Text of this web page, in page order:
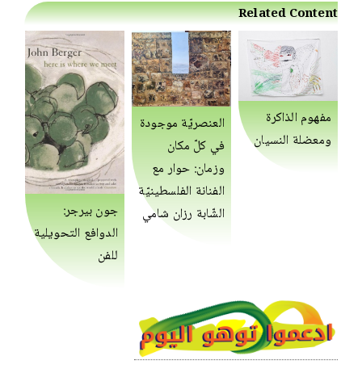
Related Content
مفهوم الذاكرة
ومعضلة النسيان
العنصريّة موجودة
في كلّ مكان
وزمان: حوار مع
الفنانة الفلسطينيّة
الشّابة رزان شامي
جون بيرجر:
الدوافع التحويلية
للفن